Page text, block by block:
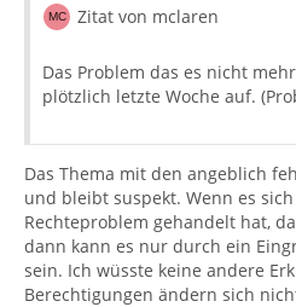
Zitat von mclaren
Das Problem das es nicht
plötzlich letzte Woche auf.
Das Thema mit den angeblich
und bleibt suspekt. Wenn es
Rechteproblem gehandelt hat,
dann kann es nur durch ein
sein. Ich wüsste keine andere
Berechtigungen ändern sich